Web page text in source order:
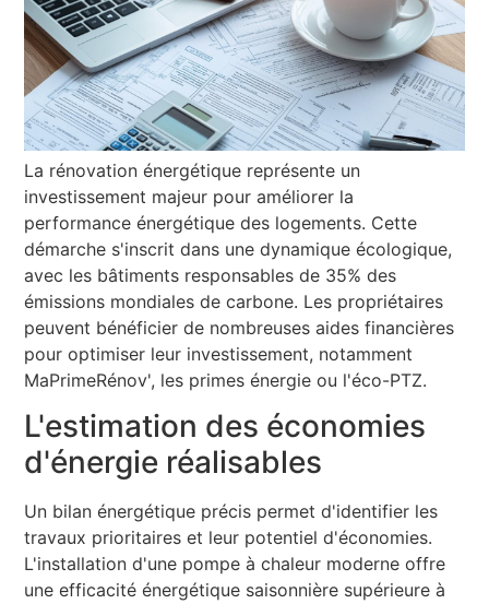
La rénovation énergétique représente un
investissement majeur pour améliorer la
performance énergétique des logements. Cette
démarche s'inscrit dans une dynamique écologique,
avec les bâtiments responsables de 35% des
émissions mondiales de carbone. Les propriétaires
peuvent bénéficier de nombreuses aides financières
pour optimiser leur investissement, notamment
MaPrimeRénov', les primes énergie ou l'éco-PTZ.
L'estimation des économies
d'énergie réalisables
Un bilan énergétique précis permet d'identifier les
travaux prioritaires et leur potentiel d'économies.
L'installation d'une pompe à chaleur moderne offre
une efficacité énergétique saisonnière supérieure à